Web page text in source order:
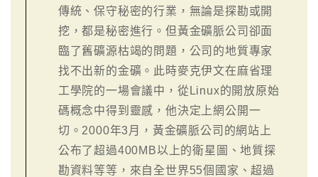
傳統、保守秘密的行業，無論是探勘或開
挖，都是秘密進行。但黃金礦脈公司卻面
臨了舊礦源枯竭的問題，公司的地質專家
找不出新的金礦。此時麥克伊文在麻省理
工學院的一場會議中，從Linux的開放原始
碼概念中得到靈感，他決定上網公開一
切。2000年3月，黃金礦脈公司的網站上
公布了超過400MB以上的衛星圖、地質探
勘資料等等，來自全世界55個國家、超過